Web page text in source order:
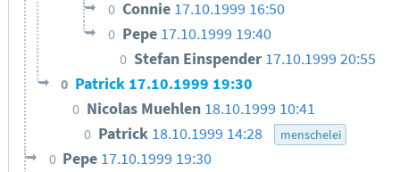
0 Connie 17.10.1999 16:50
0 Pepe 17.10.1999 19:40
0 Stefan Einspender 17.10.1999 20:55
0 Patrick 17.10.1999 19:30
0 Nicolas Muehlen 18.10.1999 10:41
0 Patrick 18.10.1999 14:28 menschelei
0 Pepe 17.10.1999 19:30